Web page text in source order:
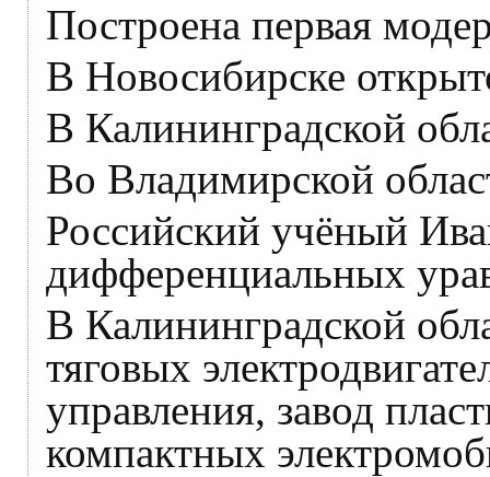
Построена первая
В Новосибирске
В Калининградской
Во Владимирской
Российский учёный
дифференциальных
В Калининградской
тяговых
управления, завод
компактных